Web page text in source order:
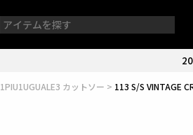
1PIU1UGUALE3 カットソー 113 S/S VINTAGE